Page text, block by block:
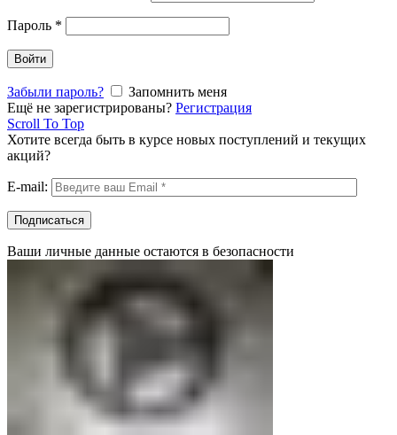
Пароль *
Войти
Забыли пароль?
Запомнить меня
Ещё не зарегистрированы? Регистрация
Scroll To Top
Хотите всегда быть в курсе новых поступлений и текущих
акций?
E-mail:
Ваши личные данные остаются в безопасности